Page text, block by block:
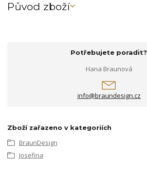
Původ zboží
Potřebujete poradit?
Hana Braunová
info@braundesign.cz
Zboží zařazeno v kategoriích
BraunDesign
Josefina